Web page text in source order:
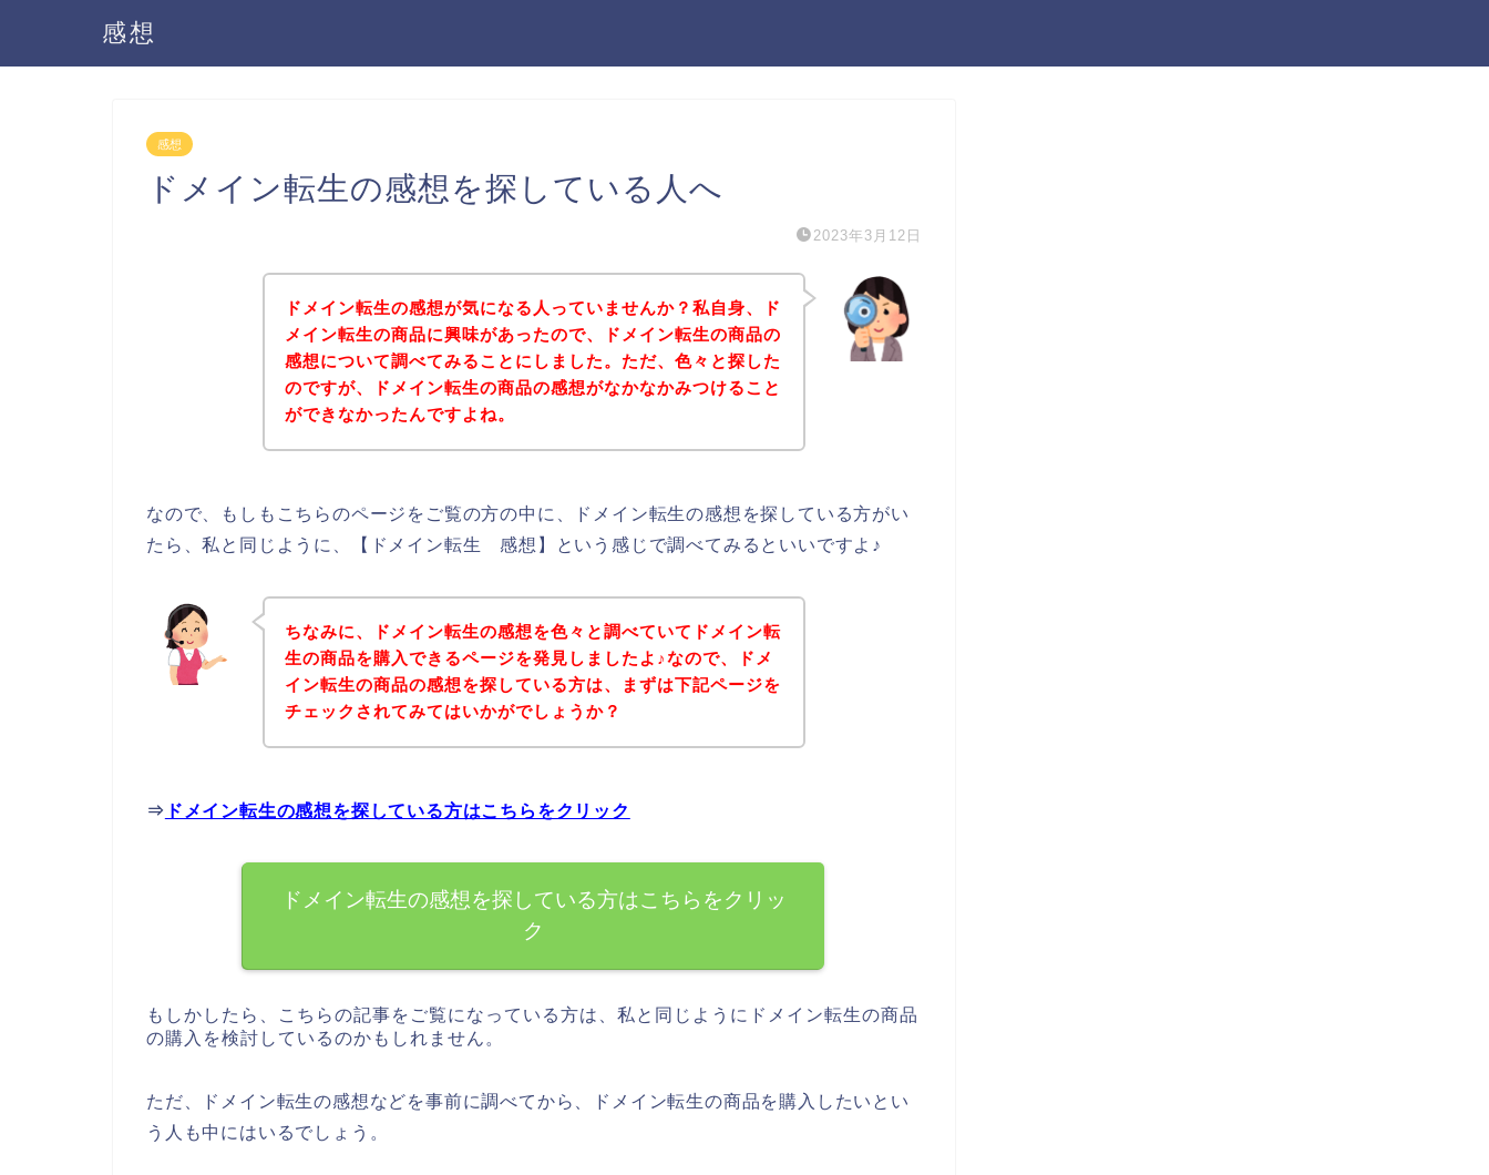
感想
感想
ドメイン転生の感想を探している人へ
2023年3月12日
ドメイン転生の感想が気になる人っていませんか？私自身、ド
メイン転生の商品に興味があったので、ドメイン転生の商品の
感想について調べてみることにしました。ただ、色々と探した
のですが、ドメイン転生の商品の感想がなかなかみつけること
ができなかったんですよね。
なので、もしもこちらのページをご覧の方の中に、ドメイン転生の感想を探している方がい
たら、私と同じように、【ドメイン転生 感想】という感じで調べてみるといいですよ♪
ちなみに、ドメイン転生の感想を色々と調べていてドメイン転
生の商品を購入できるページを発見しましたよ♪なので、ドメ
イン転生の商品の感想を探している方は、まずは下記ページを
チェックされてみてはいかがでしょうか？
⇒ ドメイン転生の感想を探している方はこちらをクリック
ドメイン転生の感想を探している方はこちらをクリッ
ク
もしかしたら、こちらの記事をご覧になっている方は、私と同じようにドメイン転生の商品
の購入を検討しているのかもしれません。
ただ、ドメイン転生の感想などを事前に調べてから、ドメイン転生の商品を購入したいとい
う人も中にはいるでしょう。